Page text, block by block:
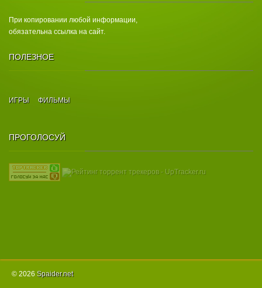
При копировании любой информации,
обязательна ссылка на сайт.
ПОЛЕЗНОЕ
ИГРЫ ФИЛЬМЫ
ПРОГОЛОСУЙ
© 2026 Spаider.net